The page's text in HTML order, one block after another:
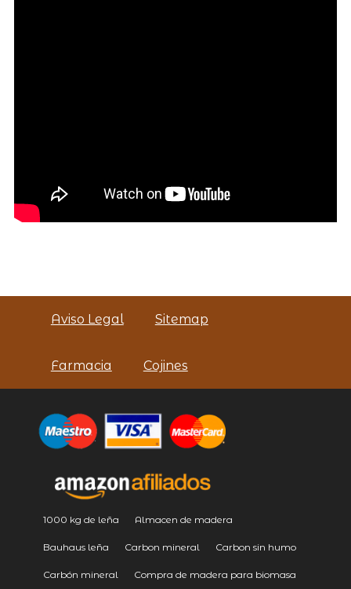
Aviso Legal Sitemap
Farmacia Cojines
1000 kg de leña Almacen de madera
Bauhaus leña Carbon mineral Carbon sin humo
Carbón mineral Compra de madera para biomasa